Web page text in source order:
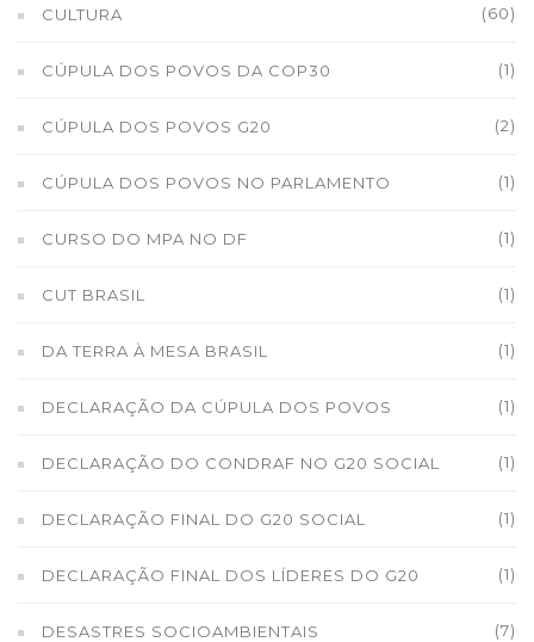
CULTURA (60)
CÚPULA DOS POVOS DA COP30 (1)
CÚPULA DOS POVOS G20 (2)
CÚPULA DOS POVOS NO PARLAMENTO (1)
CURSO DO MPA NO DF (1)
CUT BRASIL (1)
DA TERRA À MESA BRASIL (1)
DECLARAÇÃO DA CÚPULA DOS POVOS (1)
DECLARAÇÃO DO CONDRAF NO G20 SOCIAL (1)
DECLARAÇÃO FINAL DO G20 SOCIAL (1)
DECLARAÇÃO FINAL DOS LÍDERES DO G20 (1)
DESASTRES SOCIOAMBIENTAIS (7)